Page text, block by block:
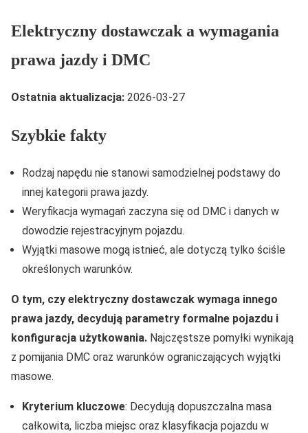
Elektryczny dostawczak a wymagania
prawa jazdy i DMC
Ostatnia aktualizacja: 2026-03-27
Szybkie fakty
Rodzaj napędu nie stanowi samodzielnej podstawy do
innej kategorii prawa jazdy.
Weryfikacja wymagań zaczyna się od DMC i danych w
dowodzie rejestracyjnym pojazdu.
Wyjątki masowe mogą istnieć, ale dotyczą tylko ściśle
określonych warunków.
O tym, czy elektryczny dostawczak wymaga innego
prawa jazdy, decydują parametry formalne pojazdu i
konfiguracja użytkowania. Najczęstsze pomyłki wynikają
z pomijania DMC oraz warunków ograniczających wyjątki
masowe.
Kryterium kluczowe: Decydują dopuszczalna masa
całkowita, liczba miejsc oraz klasyfikacja pojazdu w